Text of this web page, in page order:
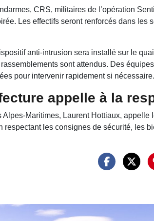
CRS, militaires de l’opération
Les effectifs seront renforcés dans les
anti-intrusion sera installé sur le
rassemblements sont attendus. Des
pour intervenir rapidement si nécessaire.
appelle à la
Alpes-Maritimes, Laurent Hottiaux,
respectant les consignes de sécurité, les